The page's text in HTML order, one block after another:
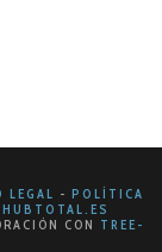
LEGAL - POLÍTICA
HUBTOTAL.ES
CON TREE-